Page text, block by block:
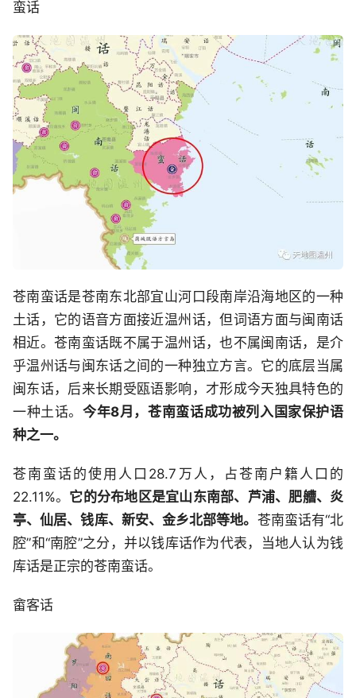
蛮话
苍南蛮话是苍南东北部宜山河口段南岸沿海地区的一种
土话，它的语音方面接近温州话，但词语方面与闽南话
相近。苍南蛮话既不属于温州话，也不属闽南话，是介
乎温州话与闽东话之间的一种独立方言。它的底层当属
闽东话，后来长期受瓯语影响，才形成今天独具特色的
一种土话。今年8月，苍南蛮话成功被列入国家保护语
种之一。
苍南蛮话的使用人口28.7万人，占苍南户籍人口的
22.11%。 它的分布地区是宜山东南部、芦浦、肥艚、炎
亭、仙居、钱库、新安、金乡北部等地。 苍南蛮话有“北
腔”和“南腔”之分，并以钱库话作为代表，当地人认为钱
库话是正宗的苍南蛮话。
畲客话